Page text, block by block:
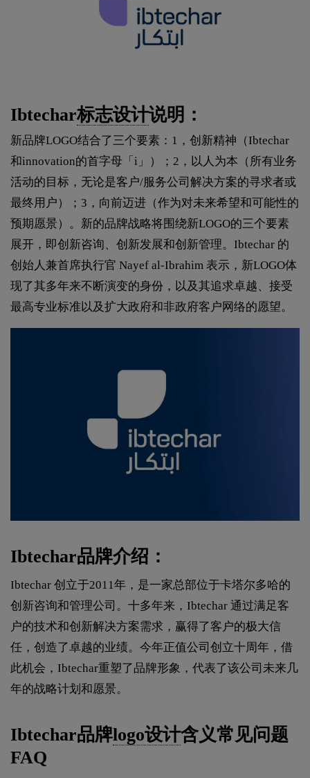
Ibtechar标志设计说明：
新品牌LOGO结合了三个要素：1，创新精神（Ibtechar
和innovation的首字母「i」）；2，以人为本（所有业务
活动的目标，无论是客户/服务公司解决方案的寻求者或
最终用户）；3，向前迈进（作为对未来希望和可能性的
预期愿景）。新的品牌战略将围绕新LOGO的三个要素
展开，即创新咨询、创新发展和创新管理。Ibtechar 的
创始人兼首席执行官 Nayef al-Ibrahim 表示，新LOGO体
现了其多年来不断演变的身份，以及其追求卓越、接受
最高专业标准以及扩大政府和非政府客户网络的愿望。
Ibtechar品牌介绍：
Ibtechar 创立于2011年，是一家总部位于卡塔尔多哈的
创新咨询和管理公司。十多年来，Ibtechar 通过满足客
户的技术和创新解决方案需求，赢得了客户的极大信
任，创造了卓越的业绩。今年正值公司创立十周年，借
此机会，Ibtechar重塑了品牌形象，代表了该公司未来几
年的战略计划和愿景。
Ibtechar品牌logo设计含义常见问题
FAQ